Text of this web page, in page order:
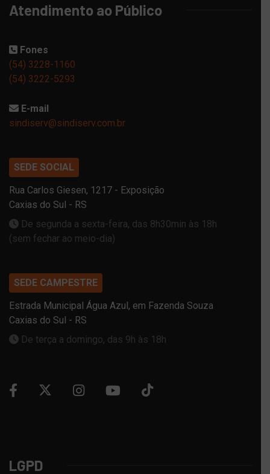
Atendimento ao Público
Fones
(54) 3228-1160
(54) 3222-5293
E-mail
sindiserv@sindiserv.com.br
SEDE SOCIAL
Rua Carlos Giesen, 1217 - Exposição
Caxias do Sul - RS
De segunda a sexta-feira, das 8h30min às 18h
(sem fechar ao meio-dia)
SEDE CAMPESTRE
Estrada Municipal Água Azul, em Fazenda Souza
Caxias do Sul - RS
De terça a domingo, das 9h às 18h
LGPD